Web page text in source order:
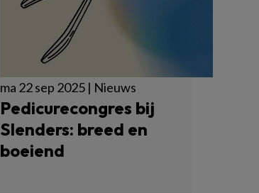
ma 22 sep 2025 | Nieuws
Pedicurecongres bij
Slenders: breed en
boeiend